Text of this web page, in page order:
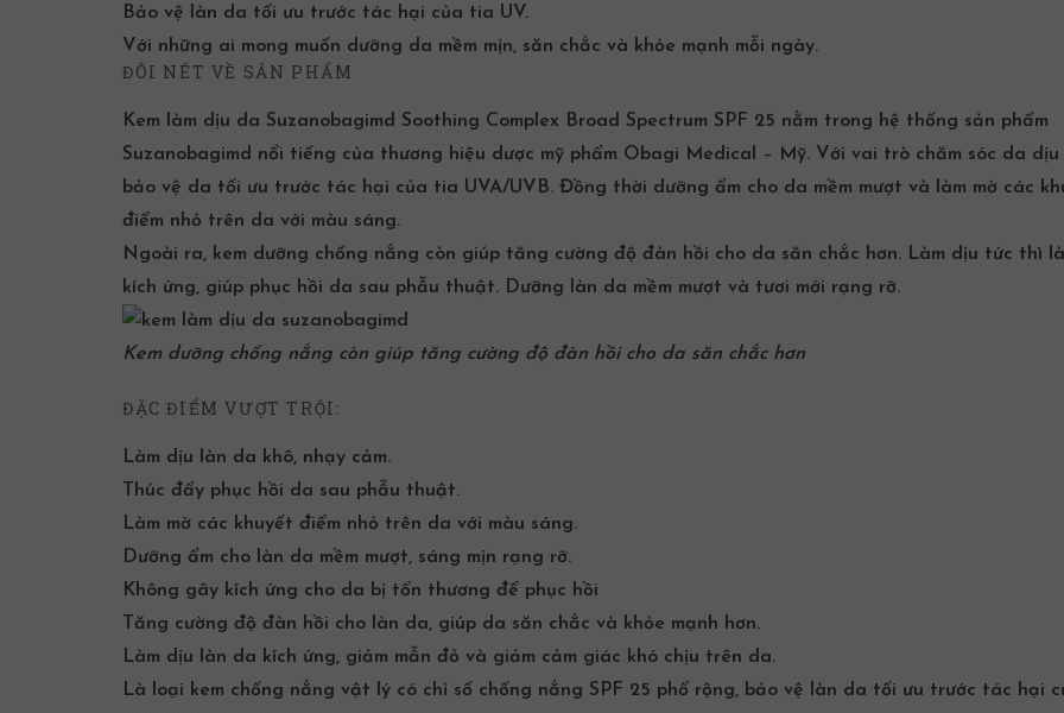
Bảo vệ làn da tối ưu trước tác hại của tia UV.
Với những ai mong muốn dưỡng da mềm mịn, săn chắc và khỏe mạnh mỗi ngày.
ĐÔI NÉT VỀ SẢN PHẨM
Kem làm dịu da Suzanobagimd Soothing Complex Broad Spectrum SPF 25 nằm trong hệ thống sản phẩm
Suzanobagimd nổi tiếng của thương hiệu dược mỹ phẩm Obagi Medical – Mỹ. Với vai trò chăm sóc da dịu
bảo vệ da tối ưu trước tác hại của tia UVA/UVB. Đồng thời dưỡng ẩm cho da mềm mượt và làm mờ các
điểm nhỏ trên da với màu sáng.
Ngoài ra, kem dưỡng chống nắng còn giúp tăng cường độ đàn hồi cho da săn chắc hơn. Làm dịu tức thì
kích ứng, giúp phục hồi da sau phẫu thuật. Dưỡng làn da mềm mượt và tươi mới rạng rỡ.
Kem dưỡng chống nắng còn giúp tăng cường độ đàn hồi cho da săn chắc hơn
ĐẶC ĐIỂM VƯỢT TRỘI:
Làm dịu làn da khô, nhạy cảm.
Thúc đẩy phục hồi da sau phẫu thuật.
Làm mờ các khuyết điểm nhỏ trên da với màu sáng.
Dưỡng ẩm cho làn da mềm mượt, sáng mịn rạng rỡ.
Không gây kích ứng cho da bị tổn thương để phục hồi
Tăng cường độ đàn hồi cho làn da, giúp da săn chắc và khỏe mạnh hơn.
Làm dịu làn da kích ứng, giảm mẫn đỏ và giảm cảm giác khó chịu trên da.
Là loại kem chống nắng vật lý có chỉ số chống nắng SPF 25 phổ rộng, bảo vệ làn da tối ưu trước tác hại